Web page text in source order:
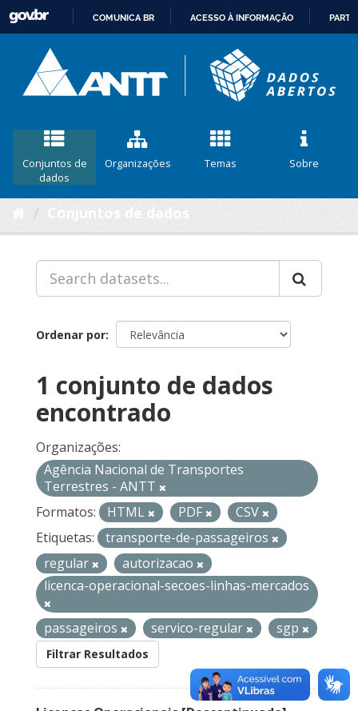
CONTEÚDO
COMUNICA BR ACESSO À INFORMAÇÃO
Conjuntos de
dados
Organizações Temas Sobre
Ordenar por
1 conjunto de dados
encontrado
Organizações:
Agência Nacional de Transportes
Terrestres - ANTT
Formatos:
HTML PDF
CSV
Etiquetas:
transporte-de-passageiros
regular
autorizacao
licenca-operacional-secoes-linhas-mercados
passageiros servico-regular sgp
Filtrar Resultados